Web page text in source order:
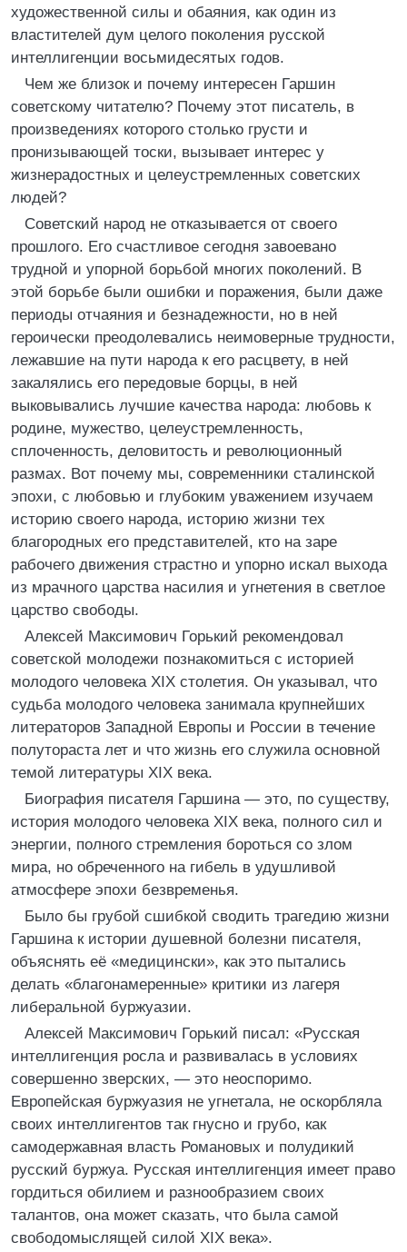
художественной силы и обаяния, как один из
властителей дум целого поколения русской
интеллигенции восьмидесятых годов.
Чем же близок и почему интересен Гаршин
советскому читателю? Почему этот писатель, в
произведениях которого столько грусти и
пронизывающей тоски, вызывает интерес у
жизнерадостных и целеустремленных советских
людей?
Советский народ не отказывается от своего
прошлого. Его счастливое сегодня завоевано
трудной и упорной борьбой многих поколений. В
этой борьбе были ошибки и поражения, были даже
периоды отчаяния и безнадежности, но в ней
героически преодолевались неимоверные трудности,
лежавшие на пути народа к его расцвету, в ней
закалялись его передовые борцы, в ней
выковывались лучшие качества народа: любовь к
родине, мужество, целеустремленность,
сплоченность, деловитость и революционный
размах. Вот почему мы, современники сталинской
эпохи, с любовью и глубоким уважением изучаем
историю своего народа, историю жизни тех
благородных его представителей, кто на заре
рабочего движения страстно и упорно искал выхода
из мрачного царства насилия и угнетения в светлое
царство свободы.
Алексей Максимович Горький рекомендовал
советской молодежи познакомиться с историей
молодого человека XIX столетия. Он указывал, что
судьба молодого человека занимала крупнейших
литераторов Западной Европы и России в течение
полутораста лет и что жизнь его служила основной
темой литературы XIX века.
Биография писателя Гаршина — это, по существу,
история молодого человека XIX века, полного сил и
энергии, полного стремления бороться со злом
мира, но обреченного на гибель в удушливой
атмосфере эпохи безвременья.
Было бы грубой сшибкой сводить трагедию жизни
Гаршина к истории душевной болезни писателя,
объяснять её «медицински», как это пытались
делать «благонамеренные» критики из лагеря
либеральной буржуазии.
Алексей Максимович Горький писал: «Русская
интеллигенция росла и развивалась в условиях
совершенно зверских, — это неоспоримо.
Европейская буржуазия не угнетала, не оскорбляла
своих интеллигентов так гнусно и грубо, как
самодержавная власть Романовых и полудикий
русский буржуа. Русская интеллигенция имеет право
гордиться обилием и разнообразием своих
талантов, она может сказать, что была самой
свободомыслящей силой XIX века».